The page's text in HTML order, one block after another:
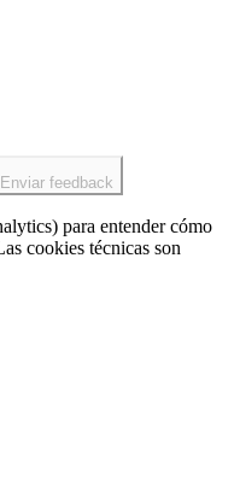
Enviar feedback
para entender cómo
cookies técnicas son